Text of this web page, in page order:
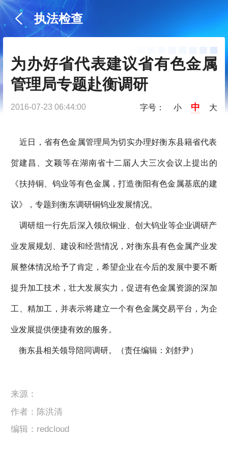
执法检查
为办好省代表建议省有色金属
管理局专题赴衡调研
2016-07-23 06:44:00 字号： 小 中 大
近日，省有色金属管理局为切实办理好衡东县籍省代表
贺建昌、文颖等在湖南省十二届人大三次会议上提出的
《扶持铜、钨业等有色金属，打造衡阳有色金属基底的建
议》，专题到衡东调研铜钨业发展情况。
调研组一行先后深入领欣铜业、创大钨业等企业调研产
业发展规划、建设和经营情况，对衡东县有色金属产业发
展整体情况给予了肯定，希望企业在今后的发展中要不断
提升加工技术，壮大发展实力，促进有色金属资源的深加
工、精加工，并表示将建立一个有色金属交易平台，为企
业发展提供便捷有效的服务。
衡东县相关领导陪同调研。（责任编辑：刘舒尹）
来源：
作者：陈洪清
编辑：redcloud